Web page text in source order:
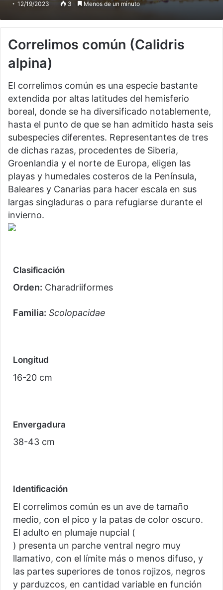
12/19/2023 3 Menos de un minuto
Correlimos común (Calidris
alpina)
El correlimos común es una especie bastante
extendida por altas latitudes del hemisferio
boreal, donde se ha diversificado notablemente,
hasta el punto de que se han admitido hasta seis
subespecies diferentes. Representantes de tres
de dichas razas, procedentes de Siberia,
Groenlandia y el norte de Europa, eligen las
playas y humedales costeros de la Península,
Baleares y Canarias para hacer escala en sus
largas singladuras o para refugiarse durante el
invierno.
Clasificación
Orden: Charadriiformes
Familia: Scolopacidae
Longitud
16-20 cm
Envergadura
38-43 cm
Identificación
El correlimos común es un ave de tamaño
medio, con el pico y la patas de color oscuro.
El adulto en plumaje nupcial (
) presenta un parche ventral negro muy
llamativo, con el límite más o menos difuso, y
las partes superiores de tonos rojizos, negros
y parduzcos, en cantidad variable en función